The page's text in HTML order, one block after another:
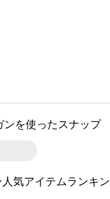
ンを使ったスナップ
気アイテムランキン